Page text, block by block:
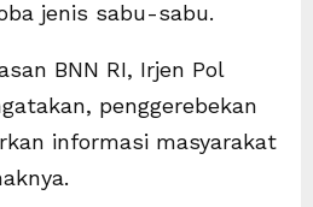
jenis sabu-sabu.
BNN RI, Irjen Pol
penggerebekan
informasi masyarakat